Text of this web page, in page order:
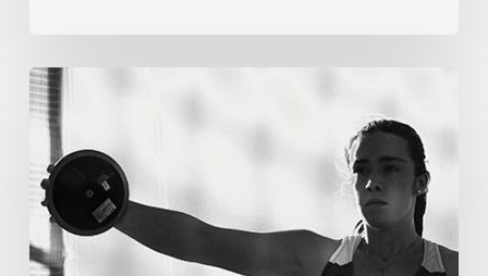
Andrea
Martínez
Murillo